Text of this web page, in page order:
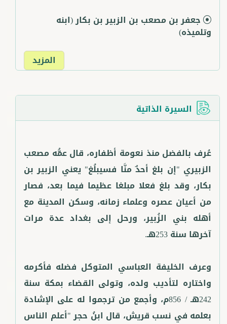
جعفر بن مصعب بن الزبير بن بكار(ابنه
وتلميذه)
المزيد
السيرة الذاتية
عُرف بالفضل منذ نعومة أظفاره، قال عمُّه مصعب
الزبيري "إن بلغ أحدٌ منَّا فسيبلُغ" يعني الزبير بن
بكار، وقد بلغ فعلا مبلغا عظيما فيما بعد، فصار
من أعيان عصره وعلماء زمانه، وسكن المدينة مع
أهله بني الزُبير، ورحل إلى بغداد عدة مرات
وعرف الخليفة العباسي المتوكل فضله فأكرمه
واختاره لتأديب ولده، وتولى القضاء بمكة سنة
242هـ / 856م، وأجمع من ترجموا له على الإشادة
بعلمه في نسب قريش، قال ابنُ حجر "أعلم الناس